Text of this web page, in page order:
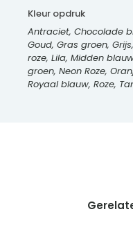
Kleur opdruk
Antraciet, Chocolade
Goud, Gras groen,
roze, Lila, Midden
groen, Neon Roze,
Royaal blauw, Roze,